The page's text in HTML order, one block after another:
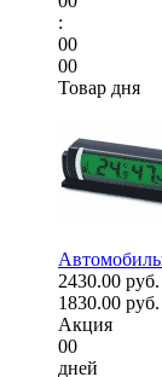
:
00
00
Товар дня
2430.00 руб.
1830.00 руб.
Акция
00
дней